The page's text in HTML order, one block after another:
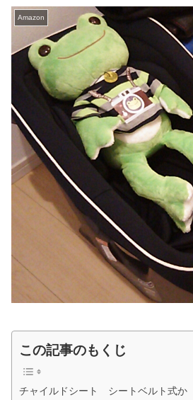
Amazon
この記事のもくじ
チャイルドシート シートベルト式か